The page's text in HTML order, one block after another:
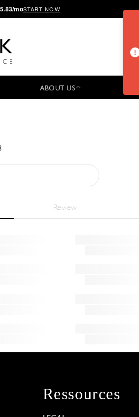
moSTART NOW
ABOUT US
Review
Ressources